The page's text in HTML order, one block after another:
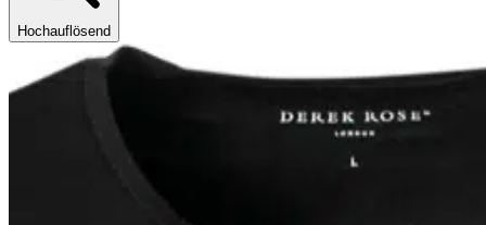
Hochauflösend